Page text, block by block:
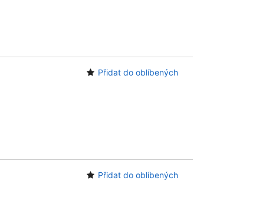
Přidat do oblíbených
Přidat do oblíbených